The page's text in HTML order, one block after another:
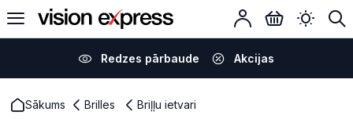
Redzes pārbaude Akcijas
Sākums Brilles Briļļu ietvari